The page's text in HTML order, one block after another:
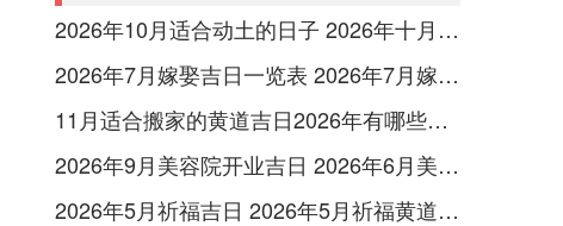
2026年10月适合动土的日子 2026年十月哪天动土好
2026年7月嫁娶吉日一览表 2026年7月嫁娶吉日表
11月适合搬家的黄道吉日2026年有哪些日子
2026年9月美容院开业吉日 2026年6月美容院开业黄道吉日
2026年5月祈福吉日 2026年5月祈福黄道吉日一览表万年